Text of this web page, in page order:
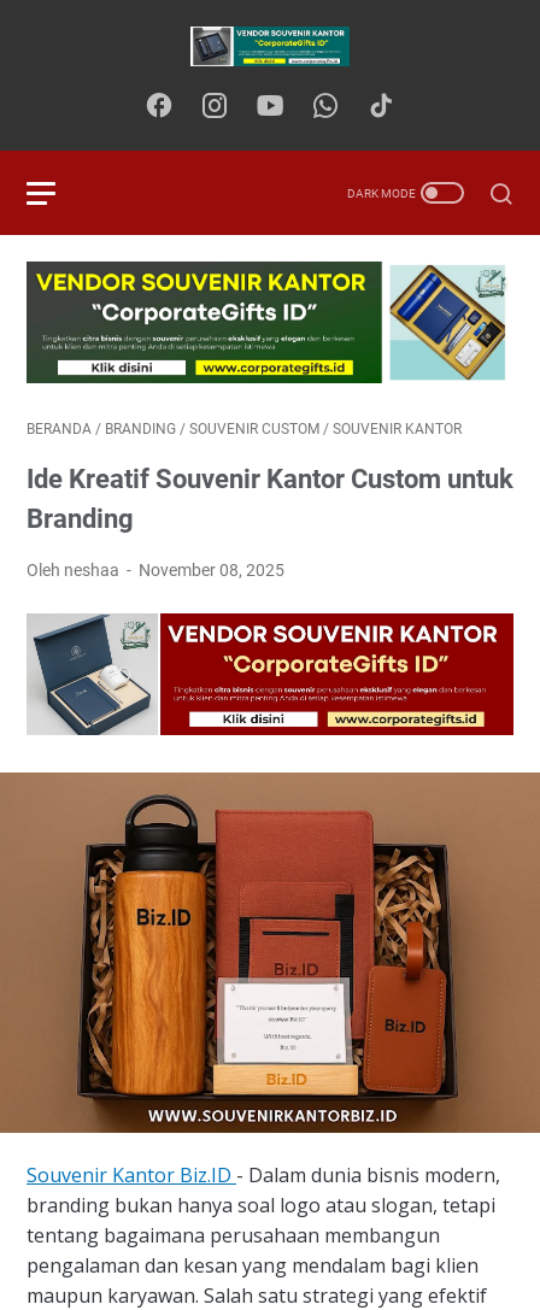
BERANDA / BRANDING / SOUVENIR CUSTOM / SOUVENIR KANTOR
Ide Kreatif Souvenir Kantor Custom untuk
Branding
Oleh neshaa November 08, 2025
Souvenir Kantor Biz.ID - Dalam dunia bisnis modern,
branding bukan hanya soal logo atau slogan, tetapi
tentang bagaimana perusahaan membangun
pengalaman dan kesan yang mendalam bagi klien
maupun karyawan. Salah satu strategi yang efektif